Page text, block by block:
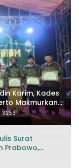
Karim, Kades
Makmurkan
3255
Surat
Prabowo,